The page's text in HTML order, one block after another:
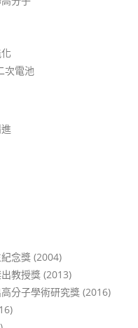
次電池
念獎 (2004)
教授獎 (2013)
分子學術研究獎 (2016)